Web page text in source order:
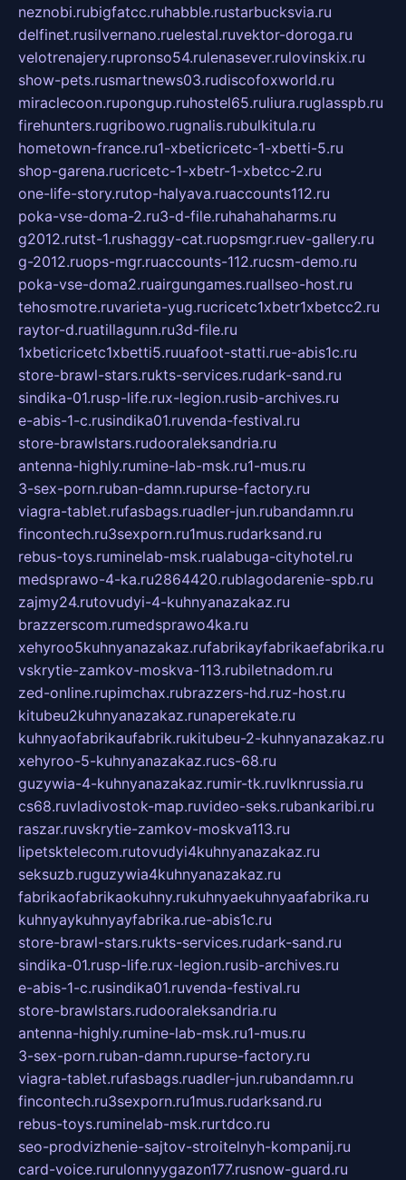
neznobi.rubigfatcc.ruhabble.rustarbucksvia.ru
delfinet.rusilvernano.ruelestal.ruvektor-doroga.ru
velotrenajery.rupronso54.rulenasever.rulovinskix.ru
show-pets.rusmartnews03.rudiscofoxworld.ru
miraclecoon.rupongup.ruhostel65.ruliura.ruglasspb.ru
firehunters.rugribowo.rugnalis.rubulkitula.ru
hometown-france.ru1-xbeticricetc-1-xbetti-5.ru
shop-garena.rucricetc-1-xbetr-1-xbetcc-2.ru
one-life-story.rutop-halyava.ruaccounts112.ru
poka-vse-doma-2.ru3-d-file.ruhahahaharms.ru
g2012.rutst-1.rushaggy-cat.ruopsmgr.ruev-gallery.ru
g-2012.ruops-mgr.ruaccounts-112.rucsm-demo.ru
poka-vse-doma2.ruairgungames.ruallseo-host.ru
tehosmotre.ruvarieta-yug.rucricetc1xbetr1xbetcc2.ru
raytor-d.ruatillagunn.ru3d-file.ru
1xbeticricetc1xbetti5.ruuafoot-statti.rue-abis1c.ru
store-brawl-stars.rukts-services.rudark-sand.ru
sindika-01.rusp-life.rux-legion.rusib-archives.ru
e-abis-1-c.rusindika01.ruvenda-festival.ru
store-brawlstars.rudooraleksandria.ru
antenna-highly.rumine-lab-msk.ru1-mus.ru
3-sex-porn.ruban-damn.rupurse-factory.ru
viagra-tablet.rufasbags.ruadler-jun.rubandamn.ru
fincontech.ru3sexporn.ru1mus.rudarksand.ru
rebus-toys.ruminelab-msk.rualabuga-cityhotel.ru
medsprawo-4-ka.ru2864420.rublagodarenie-spb.ru
zajmy24.rutovudyi-4-kuhnyanazakaz.ru
brazzerscom.rumedsprawo4ka.ru
xehyroo5kuhnyanazakaz.rufabrikayfabrikaefabrika.ru
vskrytie-zamkov-moskva-113.rubiletnadom.ru
zed-online.rupimchax.rubrazzers-hd.ruz-host.ru
kitubeu2kuhnyanazakaz.runaperekate.ru
kuhnyaofabrikaufabrik.rukitubeu-2-kuhnyanazakaz.ru
xehyroo-5-kuhnyanazakaz.rucs-68.ru
guzywia-4-kuhnyanazakaz.rumir-tk.ruvlknrussia.ru
cs68.ruvladivostok-map.ruvideo-seks.rubankaribi.ru
raszar.ruvskrytie-zamkov-moskva113.ru
lipetsktelecom.rutovudyi4kuhnyanazakaz.ru
seksuzb.ruguzywia4kuhnyanazakaz.ru
fabrikaofabrikaokuhny.rukuhnyaekuhnyaafabrika.ru
kuhnyaykuhnyayfabrika.rue-abis1c.ru
store-brawl-stars.rukts-services.rudark-sand.ru
sindika-01.rusp-life.rux-legion.rusib-archives.ru
e-abis-1-c.rusindika01.ruvenda-festival.ru
store-brawlstars.rudooraleksandria.ru
antenna-highly.rumine-lab-msk.ru1-mus.ru
3-sex-porn.ruban-damn.rupurse-factory.ru
viagra-tablet.rufasbags.ruadler-jun.rubandamn.ru
fincontech.ru3sexporn.ru1mus.rudarksand.ru
rebus-toys.ruminelab-msk.rurtdco.ru
seo-prodvizhenie-sajtov-stroitelnyh-kompanij.ru
card-voice.rurulonnyygazon177.rusnow-guard.ru